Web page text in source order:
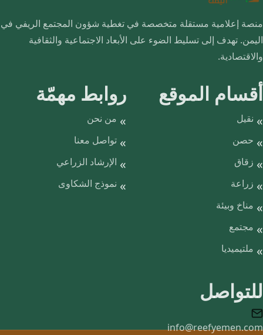
منصة إعلامية مستقلة متخصصة في تغطية شؤون المجتمع الريفي في
اليمن. تهدف إلى تسليط الضوء على الأبعاد الاجتماعية والثقافية
والاقتصادية.
أقسام الموقع
نقيل
حصن
زقاق
زراعة
مناخ وبيئة
مجتمع
ملتيميديا
روابط مهمّة
من نحن
تواصل معنا
الإرشاد الزراعي
نموذج الشكاوى
للتواصل
info@reefyemen.com